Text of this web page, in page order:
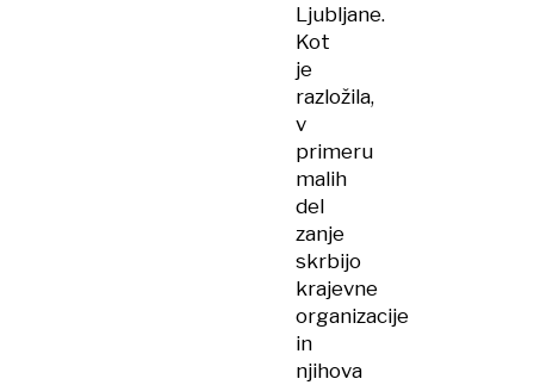
Ljubljane.
Kot
je
razložila,
v
primeru
malih
del
zanje
skrbijo
krajevne
organizacije
in
njihova